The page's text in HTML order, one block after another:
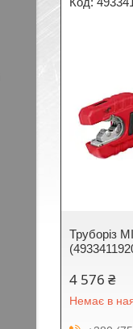
Труборіз
4 576 ₴
Немає в